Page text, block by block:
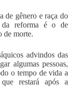
de gênero e raça do
da reforma é o de
de morte.
advindos das
algumas pessoas,
o tempo de vida a
restará após a